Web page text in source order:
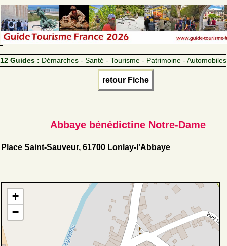
12 Guides : Démarches - Santé - Tourisme - Patrimoine - Automobiles
retour Fiche
Abbaye bénédictine Notre-Dame
Place Saint-Sauveur, 61700 Lonlay-l'Abbaye
+
−